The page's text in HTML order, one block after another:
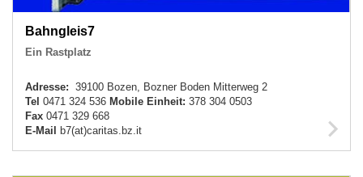
Bahngleis7
Ein Rastplatz
Adresse: 39100 Bozen, Bozner Boden Mitterweg 2
Tel 0471 324 536 Mobile Einheit: 378 304 0503
Fax 0471 329 668
E-Mail
b7(at)caritas.bz.it